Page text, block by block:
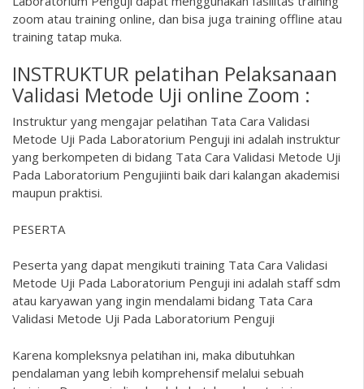
zoom atau training online, dan bisa juga training offline atau
training tatap muka.
INSTRUKTUR pelatihan Pelaksanaan
Validasi Metode Uji online Zoom :
Instruktur yang mengajar pelatihan Tata Cara Validasi
Metode Uji Pada Laboratorium Penguji ini adalah instruktur
yang berkompeten di bidang Tata Cara Validasi Metode Uji
Pada Laboratorium Pengujiinti baik dari kalangan akademisi
maupun praktisi.
PESERTA
Peserta yang dapat mengikuti training Tata Cara Validasi
Metode Uji Pada Laboratorium Penguji ini adalah staff sdm
atau karyawan yang ingin mendalami bidang Tata Cara
Validasi Metode Uji Pada Laboratorium Penguji
Karena kompleksnya pelatihan ini, maka dibutuhkan
pendalaman yang lebih komprehensif melalui sebuah